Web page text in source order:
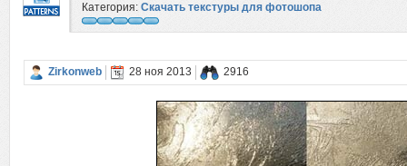
Категория: Скачать текстуры для фотошопа
Zirkonweb 28 ноя 2013 2916